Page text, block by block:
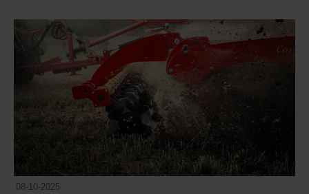
08-10-2025